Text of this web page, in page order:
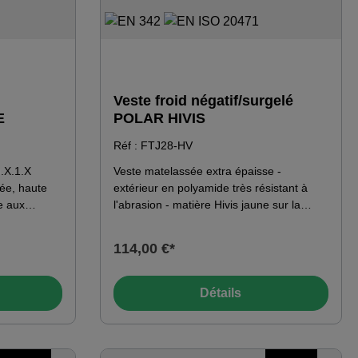
haute
aux
·
de
les bras et
Veste froid négatif/surgelé
POLAR HIVIS
Réf : FTJ28-HV
Veste matelassée extra épaisse -
extérieur en polyamide très résistant à
l'abrasion - matière Hivis jaune sur la
manches et du torse - rouge - passepoils
- col montant doublé de fourrure
synthétique douce, fermable par une patte
- fermeture éclair frontale avec
114,00 €*
Détails